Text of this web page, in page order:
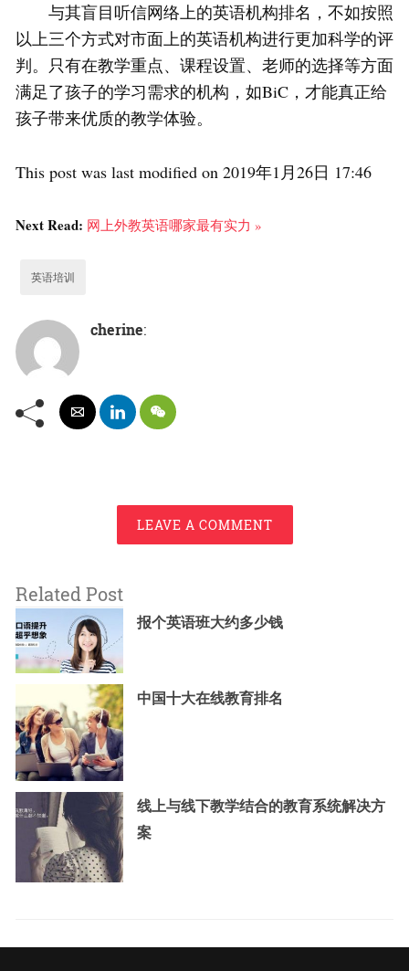
与其盲目听信网络上的英语机构排名，不如按照
以上三个方式对市面上的英语机构进行更加科学的评
判。只有在教学重点、课程设置、老师的选择等方面
满足了孩子的学习需求的机构，如BiC，才能真正给
孩子带来优质的教学体验。
This post was last modified on 2019年1月26日 17:46
Next Read: 网上外教英语哪家最有实力 »
英语培训
cherine:
LEAVE A COMMENT
Related Post
报个英语班大约多少钱
中国十大在线教育排名
线上与线下教学结合的教育系统解决方
案